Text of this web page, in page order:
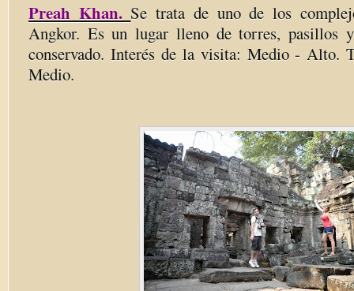
Preah Khan. Se trata de uno de los
Angkor. Es un lugar lleno de torres, pasillos
conservado. Interés de la visita: Medio - Alto.
Medio.